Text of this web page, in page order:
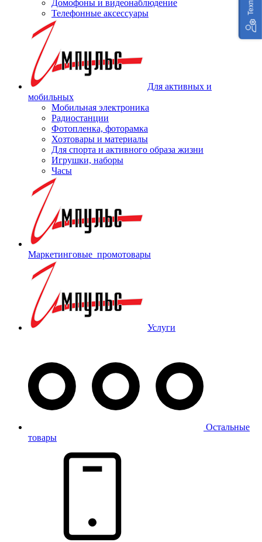
Домофоны и видеонаблюдение
Телефонные аксессуары
Для активных и
мобильных
Мобильная электроника
Радиостанции
Фотопленка, фоторамка
Хозтовары и материалы
Для спорта и активного образа жизни
Игрушки, наборы
Часы
Маркетинговые_промотовары
Услуги
Остальные
товары